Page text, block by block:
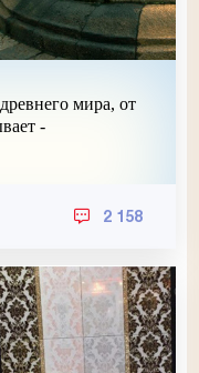
мира, от
-
2 158